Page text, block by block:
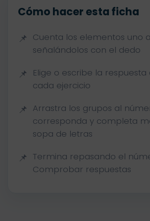
Cómo hacer esta ficha
Cuenta los elementos uno
señalándolos con el dedo
Elige o escribe la
cada ejercicio
Arrastra los grupos al
corresponda y completa
sopa de letras
Termina repasando el
Comprobar respuestas